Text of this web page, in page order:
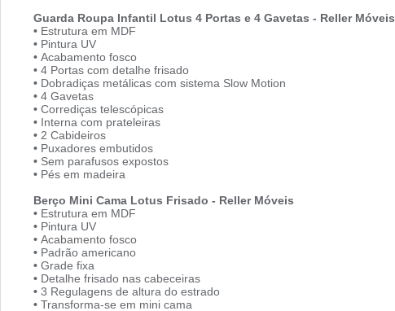
Guarda Roupa Infantil Lotus 4 Portas e 4 Gavetas - Reller Móveis
• Estrutura em MDF
• Pintura UV
• Acabamento fosco
• 4 Portas com detalhe frisado
• Dobradiças metálicas com sistema Slow Motion
• 4 Gavetas
• Corrediças telescópicas
• Interna com prateleiras
• 2 Cabideiros
• Puxadores embutidos
• Sem parafusos expostos
• Pés em madeira
Berço Mini Cama Lotus Frisado - Reller Móveis
• Estrutura em MDF
• Pintura UV
• Acabamento fosco
• Padrão americano
• Grade fixa
• Detalhe frisado nas cabeceiras
• 3 Regulagens de altura do estrado
• Transforma-se em mini cama